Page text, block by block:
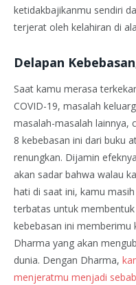
ketidakbajikanmu sendiri
terjerat oleh kelahiran di
Delapan
Saat kamu merasa
COVID-19, masalah
masalah-masalah lainnya,
8 kebebasan ini dari buku
renungkan. Dijamin
akan sadar bahwa walau
hati di saat ini, kamu
terbatas untuk
kebebasan ini
Dharma yang akan
dunia. Dengan Dharma,
menjeratmu menjadi